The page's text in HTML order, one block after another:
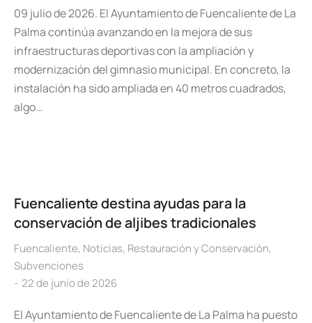
09 julio de 2026. El Ayuntamiento de Fuencaliente de La
Palma continúa avanzando en la mejora de sus
infraestructuras deportivas con la ampliación y
modernización del gimnasio municipal. En concreto, la
instalación ha sido ampliada en 40 metros cuadrados,
algo…
Fuencaliente destina ayudas para la
conservación de aljibes tradicionales
Fuencaliente, Noticias, Restauración y Conservación,
Subvenciones
22 de junio de 2026
El Ayuntamiento de Fuencaliente de La Palma ha puesto